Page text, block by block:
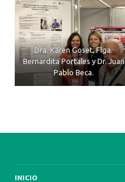
Dra. Karen Goset, Flga.
Bernardita Portales y Dr. Juan
Pablo Beca.
INICIO